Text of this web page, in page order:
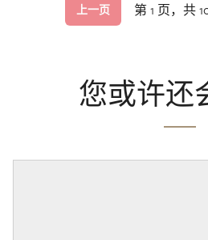
上一页 第 1 页，共
您或许还